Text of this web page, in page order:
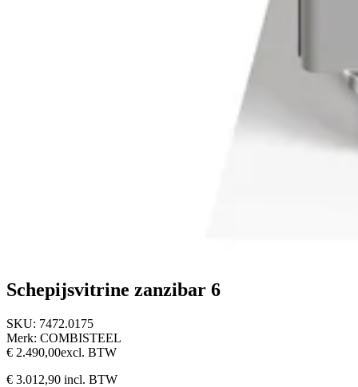
Schepijsvitrine zanzibar 6
SKU: 7472.0175
Merk: COMBISTEEL
€ 2.490,00excl. BTW
€ 3.012,90 incl. BTW